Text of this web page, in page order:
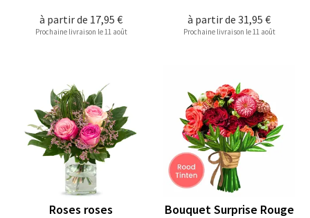
à partir de 17,95 €
Prochaine livraison le 11 août
à partir de 31,95 €
Prochaine livraison le 11 août
Roses roses
Bouquet Surprise Rouge